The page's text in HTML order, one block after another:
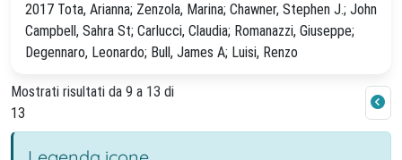
2017 Tota, Arianna; Zenzola, Marina; Chawner, Stephen J.; John
Campbell, Sahra St; Carlucci, Claudia; Romanazzi, Giuseppe;
Degennaro, Leonardo; Bull, James A; Luisi, Renzo
Mostrati risultati da 9 a 13 di
13